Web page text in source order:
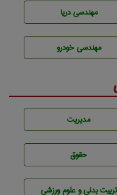
مهندسی دریا
مهندسی خودرو
مديريت
حقوق
تربيت بدنی و علوم ورزشی